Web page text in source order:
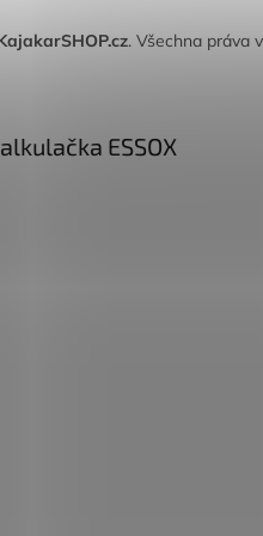
. Všechna práva
ESSOX